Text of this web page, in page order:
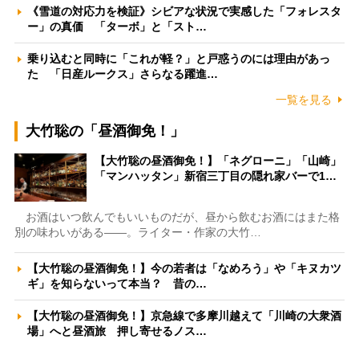
《雪道の対応力を検証》シビアな状況で実感した「フォレスタ
ー」の真価 「ターボ」と「スト…
乗り込むと同時に「これが軽？」と戸惑うのには理由があっ
た 「日産ルークス」さらなる躍進…
一覧を見る
大竹聡の「昼酒御免！」
【大竹聡の昼酒御免！】「ネグローニ」「山崎」
「マンハッタン」新宿三丁目の隠れ家バーで1…
お酒はいつ飲んでもいいものだが、昼から飲むお酒にはまた格
別の味わいがある――。ライター・作家の大竹…
【大竹聡の昼酒御免！】今の若者は「なめろう」や「キヌカツ
ギ」を知らないって本当？ 昔の…
【大竹聡の昼酒御免！】京急線で多摩川越えて「川崎の大衆酒
場」へと昼酒旅 押し寄せるノス…